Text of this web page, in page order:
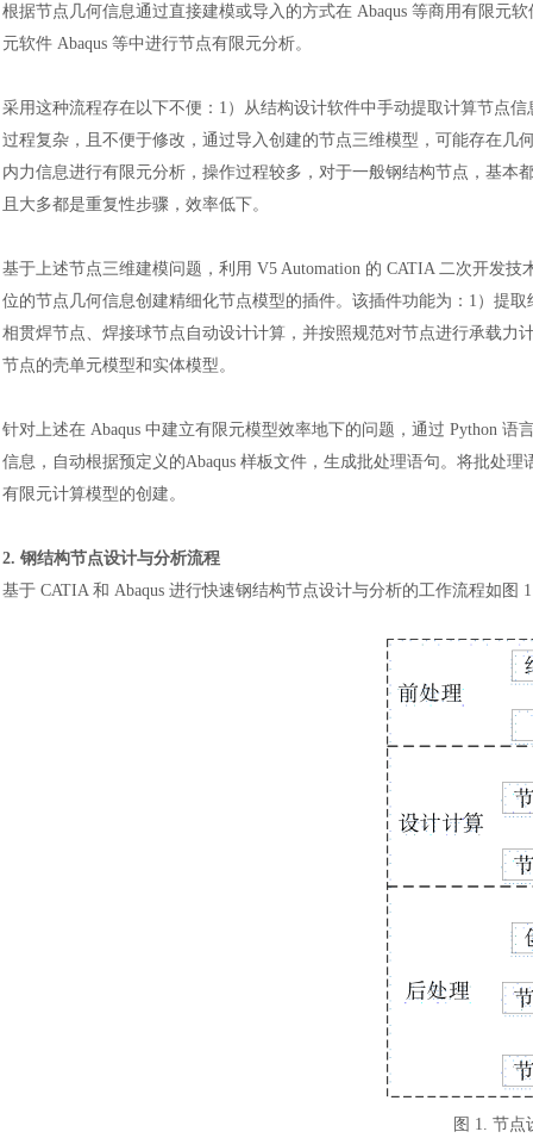
根据节点几何信息通过直接建模或导入的方式在 Abaqus 等商用有限元
元软件 Abaqus 等中进行节点有限元分析。
采用这种流程存在以下不便： 1）从结构设计软件中手动提取计算节点
过程复杂，且不便于修改，通过导入创建的节点三维模型，可能存在几
内力信息进行有限元分析，操作过程较多，对于一般钢结构节点，基
且大多都是重复性步骤，效率低下。
基于上述节点三维建模问题，利用 V5 Automation 的 CATIA 二次开发
位的节点几何信息创建精细化节点模型的插件。该插件功能为：1）提
相贯焊节点、焊接球节点自动设计计算，并按照规范对节点进行承载
节点的壳单元模型和实体模型。
针对上述在 Abaqus 中建立有限元模型效率地下的问题，通过 Python
信息，自动根据预定义的Abaqus 样板文件，生成批处理语句。将批处
有限元计算模型的创建。
2. 钢结构节点设计与分析流程
基于 CATIA 和 Abaqus 进行快速钢结构节点设计与分析的工作流程如
图 1. 节点